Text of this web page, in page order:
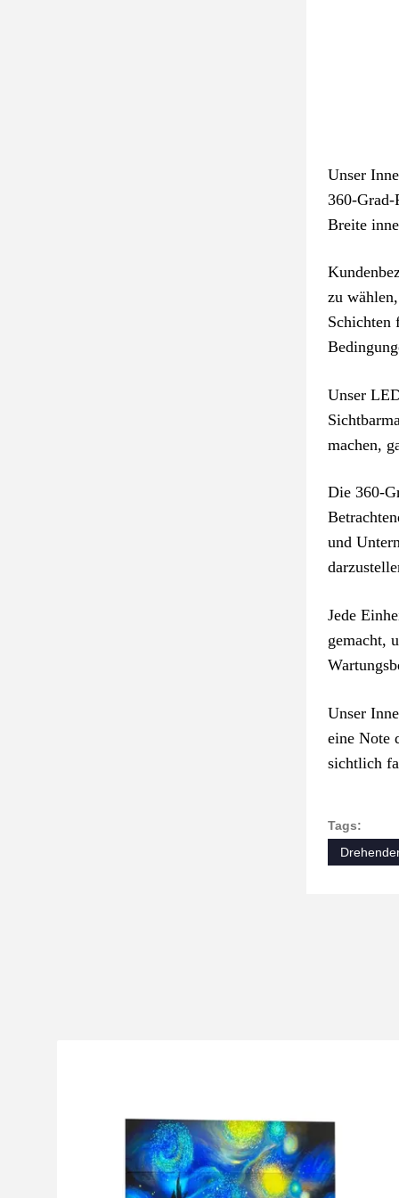
Unser
360-Grad-
Breite
zu
Schichten
Unser
machen,
Die 360-
und
Jede
gemacht,
Unser
eine Note
sichtlich
Tags: